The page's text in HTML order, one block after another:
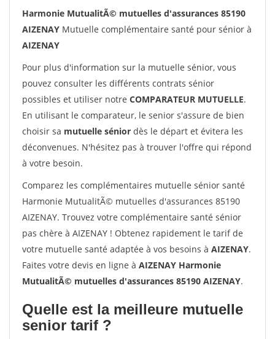
Harmonie MutualitÃ© mutuelles d'assurances 85190
AIZENAY Mutuelle complémentaire santé pour sénior à
AIZENAY
Pour plus d'information sur la mutuelle sénior, vous
pouvez consulter les différents contrats sénior
possibles et utiliser notre COMPARATEUR MUTUELLE.
En utilisant le comparateur, le senior s'assure de bien
choisir sa mutuelle sénior dès le départ et évitera les
déconvenues. N'hésitez pas à trouver l'offre qui répond
à votre besoin.
Comparez les complémentaires mutuelle sénior santé
Harmonie MutualitÃ© mutuelles d'assurances 85190
AIZENAY. Trouvez votre complémentaire santé sénior
pas chère à AIZENAY ! Obtenez rapidement le tarif de
votre mutuelle santé adaptée à vos besoins à AIZENAY.
Faites votre devis en ligne à AIZENAY Harmonie
MutualitÃ© mutuelles d'assurances 85190 AIZENAY.
Quelle est la meilleure mutuelle
senior tarif ?